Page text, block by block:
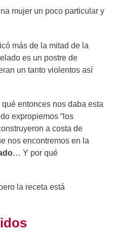
mujer un poco particular y
más de la mitad de la
es un postre de
un tanto violentos así
entonces nos daba esta
expropiemos “los
a costa de
nos encontremos en la
… Y por qué
la receta está